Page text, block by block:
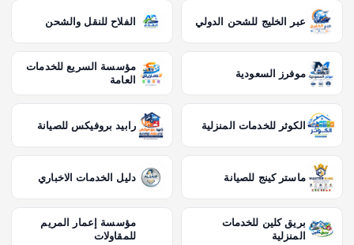
عبر الخليج للشحن الدولي الفلاح للنقل والشحن
موفرز السعودية
مؤسسة السريع للخدمات
العامة
الكوثر للخدمات المنزلية رابيد بروفيكس للصيانة
ماستر كينج للصيانة دليل الخدمات الاخباري
بريق كلين للخدمات
المنزلية
مؤسسة إعمار المريم
للمقاولات